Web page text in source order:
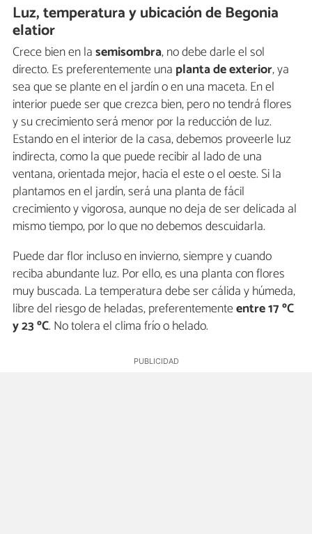
Luz, temperatura y ubicación de Begonia
elatior
Crece bien en lasemisombra, no debe darle el sol
directo. Es preferentemente una planta de exterior, ya
sea que se plante en el jardín o en una maceta. En el
interior puede ser que crezca bien, pero no tendrá flores
y su crecimiento será menor por la reducción de luz.
Estando en el interior de la casa, debemos proveerle luz
indirecta, como la que puede recibir al lado de una
ventana, orientada mejor, hacia el este o el oeste. Si la
plantamos en el jardín, será una planta de fácil
crecimiento y vigorosa, aunque no deja de ser delicada al
mismo tiempo, por lo que no debemos descuidarla.
Puede dar flor incluso en invierno, siempre y cuando
reciba abundante luz. Por ello, es una planta con flores
muy buscada. La temperatura debe ser cálida y húmeda,
libre del riesgo de heladas, preferentementeentre 17 ºC
y 23 ºC. No tolera el clima frío o helado.